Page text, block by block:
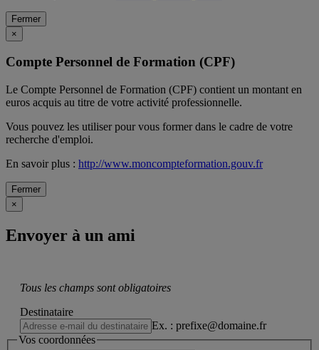
Fermer
×
Compte Personnel de Formation (CPF)
Le Compte Personnel de Formation (CPF) contient un montant en
euros acquis au titre de votre activité professionnelle.
Vous pouvez les utiliser pour vous former dans le cadre de votre
recherche d'emploi.
En savoir plus : http://www.moncompteformation.gouv.fr
Fermer
×
Envoyer à un ami
Tous les champs sont obligatoires
Destinataire
Ex. : prefixe@domaine.fr
Vos coordonnées